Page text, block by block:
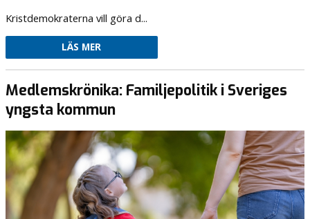
Kristdemokraterna vill göra d...
LÄS MER
Medlemskrönika: Familjepolitik i Sveriges
yngsta kommun